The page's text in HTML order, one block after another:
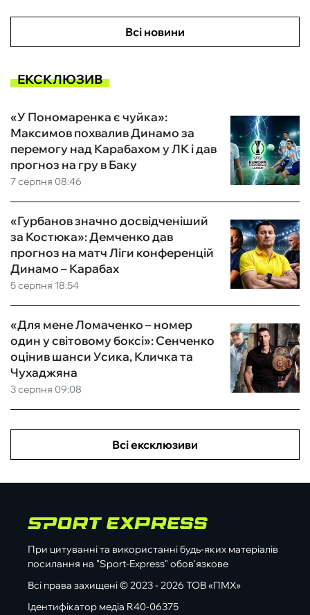
Всі новини
ЕКСКЛЮЗИВ
7 серпня 08:46
«У Пономаренка є чуйка»:
Максимов похвалив Динамо за
перемогу над Карабахом у ЛК і дав
прогноз на гру в Баку
5 серпня 18:54
«Гурбанов значно досвідченіший
за Костюка»: Демченко дав
прогноз на матч Ліги конференцій
Динамо – Карабах
3 серпня 09:08
«Для мене Ломаченко – номер
один у світовому боксі»: Сенченко
оцінив шанси Усика, Кличка та
Чухаджяна
Всі ексклюзиви
При цитуванні та використанні будь-яких матеріалів
посилання на "Sport-Express" обов'язкове
Всі права захищені © 2023 - 2026 ТОВ «ПМХ»
Ідентифікатор медіа R40-06375